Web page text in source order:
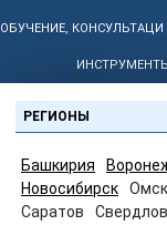
ОБУЧЕНИЕ, КОНСУЛЬТАЦИИ
РЕГИОНЫ
Башкирия
Новосибирск
Омск
Саратов